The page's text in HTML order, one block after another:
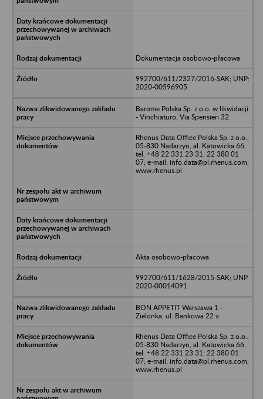
Dokumentacja osobowo-płacowa
992700/611/2327/2016-SAK; UNP:
2020-00596905
Barome Polska Sp. z o.o. w likwidacji
- Vinchiaturo, Via Spensieri 32
Rhenus Data Office Polska Sp. z o.o.,
05-830 Nadarzyn, al. Katowicka 66,
tel. +48 22 331 23 31; 22 380 01
07; e-mail: info.data@pl.rhenus.com,
www.rhenus.pl
Akta osobowo-płacowa
992700/611/1628/2015-SAK; UNP.
2020-00014091
BON APPETIT Warszawa 1 -
Zielonka, ul. Bankowa 22 v
Rhenus Data Office Polska Sp. z o.o.,
05-830 Nadarzyn, al. Katowicka 66,
tel. +48 22 331 23 31; 22 380 01
07; e-mail: info.data@pl.rhenus.com,
www.rhenus.pl